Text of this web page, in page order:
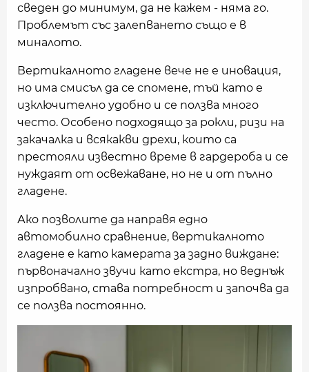
сведен до минимум, да не кажем - няма го.
Проблемът със залепването също е в
миналото.
Вертикалното гладене вече не е иновация,
но има смисъл да се спомене, тъй като е
изключително удобно и се ползва много
често. Особено подходящо за рокли, ризи на
закачалка и всякакви дрехи, които са
престояли известно време в гардероба и се
нуждаят от освежаване, но не и от пълно
гладене.
Ако позволите да направя едно
автомобилно сравнение, вертикалното
гладене е като камерата за задно виждане:
първоначално звучи като екстра, но веднъж
изпробвано, става потребност и започва да
се ползва постоянно.